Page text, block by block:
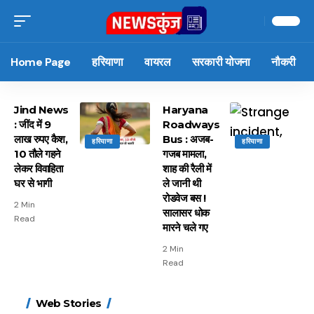
Home Page हरियाणा वायरल सरकारी योजना नौकरी
हरियाणा
Jind News
: जींद में 9
लाख रुपए कैश,
10 तौले गहने
लेकर विवाहिता
घर से भागी
2 Min
Read
हरियाणा
Haryana
Roadways
Bus : अजब-
गजब मामला,
शाह की रैली में
ले जानी थी
रोडवेज बस !
सालासर धोक
मारने चले गए
2 Min
Read
Web Stories
15 नवंबर से लागू होंगे
मोटापे को कम करने के लिए